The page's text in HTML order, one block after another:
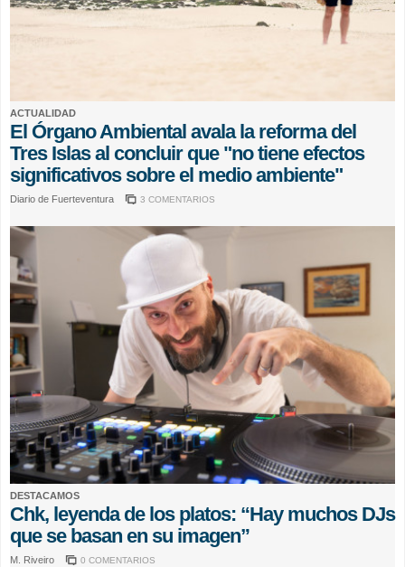
ACTUALIDAD
El Órgano Ambiental avala la reforma del
Tres Islas al concluir que "no tiene efectos
significativos sobre el medio ambiente"
Diario de Fuerteventura 3 COMENTARIOS
DESTACAMOS
Chk, leyenda de los platos: “Hay muchos DJs
que se basan en su imagen”
M. Riveiro 0 COMENTARIOS